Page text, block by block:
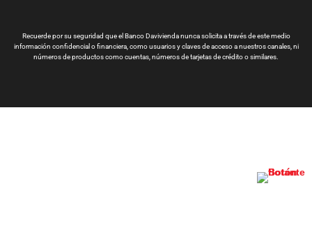
Recuerde por su seguridad que el Banco Davivienda nunca solicita a través de este medio
información confidencial o financiera, como usuarios y claves de acceso a nuestros canales, ni
números de productos como cuentas, números de tarjetas de crédito o similares.